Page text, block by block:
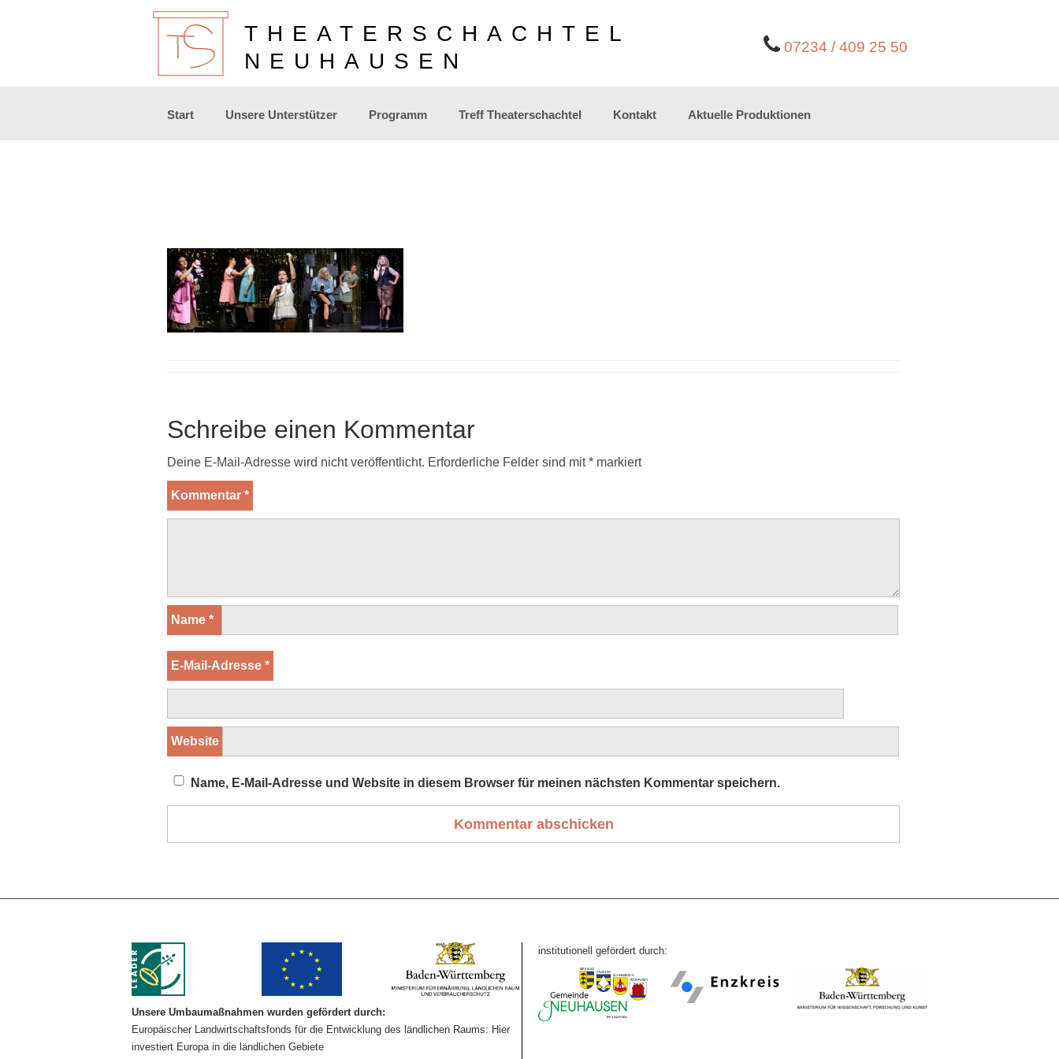
07234 / 409 25 50
THEATERSCHACHTEL
NEUHAUSEN
Zum
Start Unsere Unterstützer Programm Treff Theaterschachtel Kontakt Aktuelle Produktionen
Schreibe einen Kommentar
Deine E-Mail-Adresse wird nicht veröffentlicht. Erforderliche Felder sind mit* markiert
Kommentar *
Name *
E-Mail-Adresse *
Website
Name, E-Mail-Adresse und Website in diesem Browser für meinen nächsten Kommentar speichern.
Unsere Umbaumaßnahmen wurden gefördert durch:
Europäischer Landwirtschaftsfonds für die Entwicklung des ländlichen Raums: Hier
investiert Europa in die ländlichen Gebiete
institutionell gefördert durch: